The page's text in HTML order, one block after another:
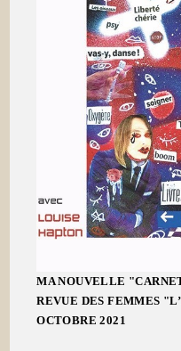
MA NOUVELLE
REVUE DES FEMMES
OCTOBRE 2021